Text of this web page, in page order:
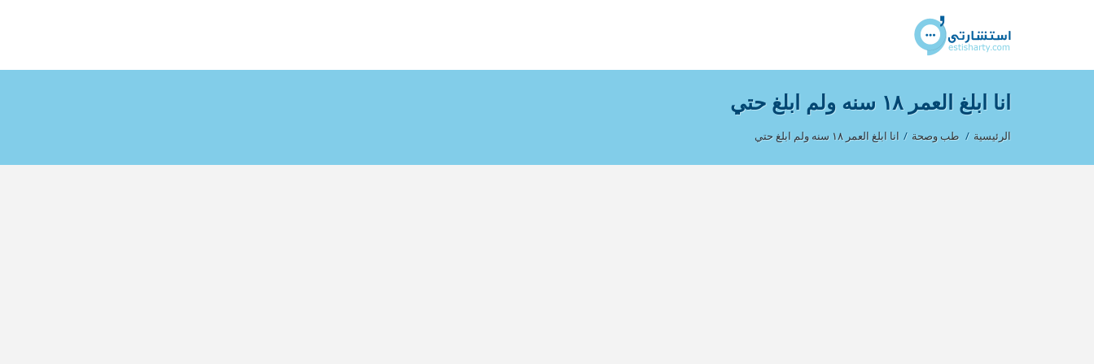
انا ابلغ العمر ١٨ سنه ولم ابلغ حتي
الرئيسية / طب وصحة / انا ابلغ العمر ١٨ سنه ولم ابلغ حتي